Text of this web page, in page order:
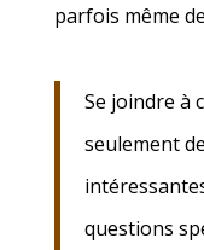
parfois même
Se joindre à
seulement
questions